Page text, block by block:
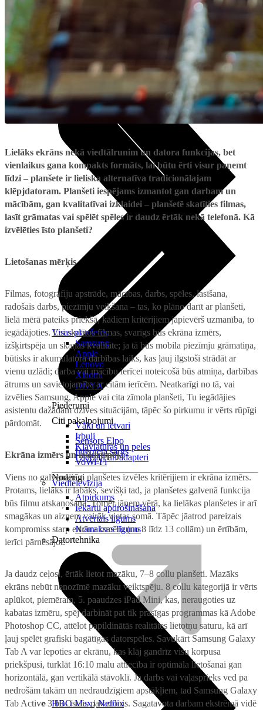
Noderīgi
Kā kļūt par LMT klientu
eSIM tehnoloģija
Citi pakalpojumi
Citi pakalpojumi
Sensors Elpo
Interneta sargs
VoWi-Fi
Viedtelevīzija
HBO Max | Netflix
Planšetes
Visas planšetes
Samsung
Apple
Lenovo
Xiaomi
ONYX
Piederumi
Vāki un ietvari
Irbuļi
Klaviatūras un peles
Lādētāji un adapteri
Noderīgi
Atpirkums
Iekārtu apdrošināšana
Atvērtais līgums
Nomaksas līgums
Datortehnika
Lielāks ekrāns nekā viedtālrunim un datora funkcijas, bet
vienlaikus gana kompakts formāts, lai būtu ērti visur paņemt
līdzi – planšete ir lieliska alternatīva tradicionālajam
klēpjdatoram. Planšeti iespējams izmantot gan darbam un
mācībām, gan kvalitatīvai izklaidei – planšetē skatīties filmas,
lasīt grāmatas vai spēlēt spēles ir daudz ērtāk nekā telefonā. Kā
izvēlēties īsto planšeti?
Lietošanas mērķis
Filmas, fotogrāfiju apstrāde, mācības, darbs, spēles, lasīšana,
radošais darbs, piezīmju veikšana – tas, ko plāno darīt ar planšeti,
lielā mērā pateiks priekšā, kādiem kritērijiem jāpievērš uzmanība, to
iegādājoties. Lai skatītos filmas, svarīgs būs ekrāna izmērs,
izšķirtspēja un skaņas kvalitāte; ja tā būs mobila piezīmju grāmatiņa,
būtisks ir akumulatora darbības laiks, kas ļauj ilgstoši strādāt ar
vienu uzlādi; darba vai mācību ierīcei noteicošā būs atmiņa, darbības
ātrums un savietojamība ar citām ierīcēm. Neatkarīgi no tā, vai
izvēlies Samsung, Apple vai cita zīmola planšeti, Tu iegādājies
asistentu dažādām dzīves situācijām, tāpēc šo pirkumu ir vērts rūpīgi
pārdomāt.
Ekrāna izmērs un izšķirtspēja
Viens no galvenajiem planšetes izvēles kritērijiem ir ekrāna izmērs.
Protams, lielāks ir labāks, sevišķi tad, ja planšetes galvenā funkcija
būs filmu atskaņošana. Tomēr jāņem vērā, ka lielākas planšetes ir arī
smagākas un aizņem vairāk vietas somā. Tāpēc jāatrod pareizais
kompromiss starp ekrāna izmēru (no 8 līdz 13 collām) un ērtībām,
ierīci pārnēsājot.
Ja daudz ceļosi, ērtāk lietot mazāku, 7–8 collu planšeti. Mazāks
ekrāns nebūt nenozīmē mazāku veiktspēju. 8 collu kategorijā ir vērts
aplūkot, piemēram, 5. paaudzes iPad Mini, kas, neraugoties uz
kabatas izmēru, spēj darbināt pat tik prasīgas programmas kā Adobe
Photoshop CC, attēlot papildinātās realitātes lietotņu saturu, kā arī
ļauj spēlēt grafiski bagātīgas datorspēles. Savukārt Samsung Galaxy
Tab A var lepoties ar ekrānu, kas klāj gandrīz visu korpusa
priekšpusi, turklāt 16:10 malu attiecība ir optimāla lietošanai gan
horizontālā, gan vertikālā stāvoklī. Ja darbs vai vaļasprieks ved pa
nedrošām takām un nedraudzīgiem apstākļiem, tad Samsung Galaxy
Tab Active 3 būs īstais pavadonis. Sagatavota darbam ekstrēmā vidē